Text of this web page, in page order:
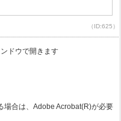
（ID:625）
ドウで開きます
合は、Adobe Acrobat(R)が必要